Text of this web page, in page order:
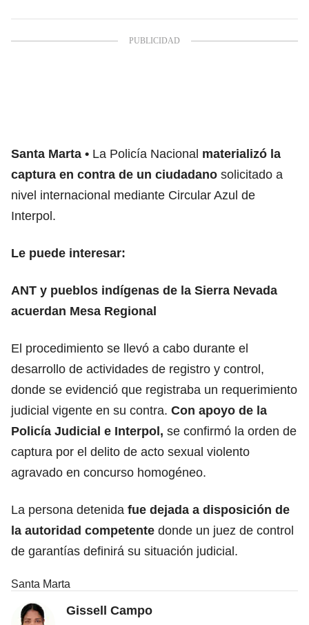
Santa Marta La Policía Nacional materializó la
captura en contra de un ciudadano solicitado a
nivel internacional mediante Circular Azul de
Interpol.
Le puede interesar:
ANT y pueblos indígenas de la Sierra Nevada
acuerdan Mesa Regional
El procedimiento se llevó a cabo durante el
desarrollo de actividades de registro y control,
donde se evidenció que registraba un requerimiento
judicial vigente en su contra. Con apoyo de la
Policía Judicial e Interpol, se confirmó la orden de
captura por el delito de acto sexual violento
agravado en concurso homogéneo.
La persona detenida fue dejada a disposición de
la autoridad competente donde un juez de control
de garantías definirá su situación judicial.
Santa Marta
Gissell Campo